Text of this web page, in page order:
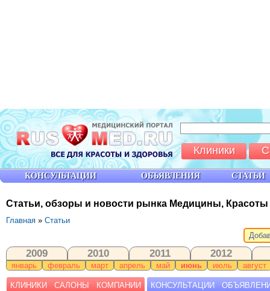
Статьи, обзоры и новости рынка Медицины,
Главная » Статьи
2009 2010 2011 2012
январь февраль март апрель май июнь июль август
КЛИНИКИ САЛОНЫ КОМПАНИИ КОНСУЛЬТАЦИИ
КОНСУЛЬТАЦИИ ОБЪЯВЛЕНИЯ СТАТЬИ
Клиники